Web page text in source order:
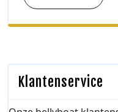
Klantenservice